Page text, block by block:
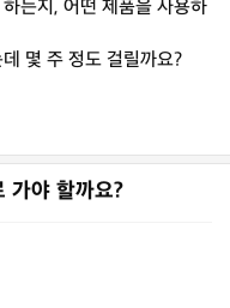
는지, 어떤 제품을 사용하
몇 주 정도 걸릴까요?
가야 할까요?